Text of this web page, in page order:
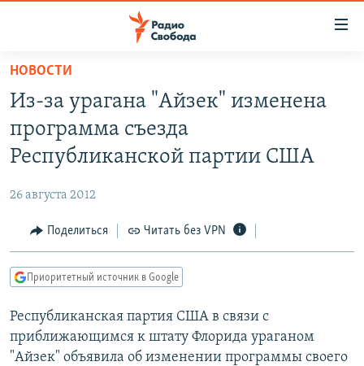
упрощенного
доступа
основному
Вернутся
Вернутся
поиску
ПОДКАСТЫ
АВТОРСКИЕ ПРОЕКТЫ
МНЕНИЯ
КУЛЬТУРА
КАВКАЗ.РЕАЛИИ
СЕВЕР.РЕАЛИИ
СИБИРЬ.РЕАЛИИ
НОВОСТИ
Из-за урагана "Айзек" изменена
программа съезда
Республиканской партии США
26 августа 2012
Поделиться Читать без VPN
Приоритетный источник в Google
Республиканская партия США в связи с
приближающимся к штату Флорида ураганом
"Айзек" объявила об изменении программы своего